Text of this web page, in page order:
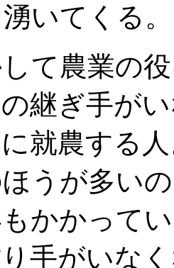
いてくる。
て農業の
継ぎ手が
就農する
うが多い
かかって
手がいな